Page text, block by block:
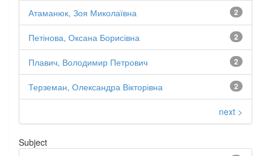
2
Атаманюк, Зоя Миколаївна
2
Петінова, Оксана Борисівна
2
Плавич, Володимир Петрович
2
Терземан, Олександра Вікторівна
next >
Subject